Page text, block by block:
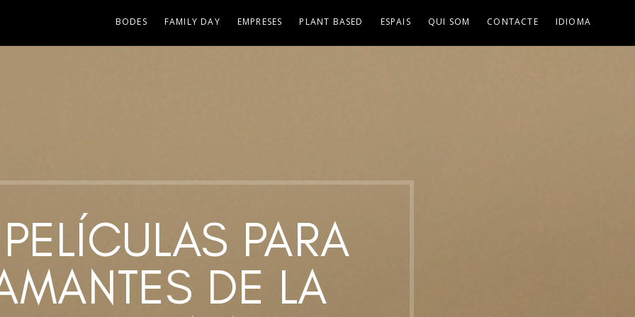
BODES FAMILY DAY EMPRESES PLANT BASED ESPAIS QUI SOM CONTACTE IDIOMA
PARA
DE LA